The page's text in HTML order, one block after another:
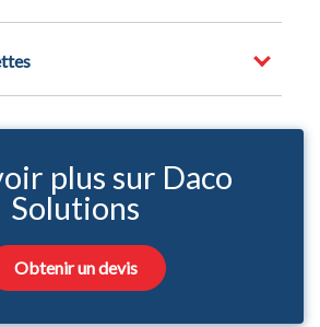
plus sur Daco
Solutions
Obtenir un devis